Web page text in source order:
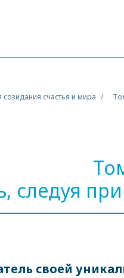
счастья и мира
следуя
своей